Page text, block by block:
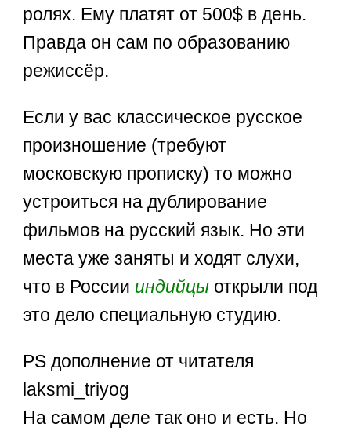
ролях. Ему платят от 500$ в день.
Правда он сам по образованию
режиссёр.
Если у вас классическое русское
произношение (требуют
московскую прописку) то можно
устроиться на дублирование
фильмов на русский язык. Но эти
места уже заняты и ходят слухи,
что в России индийцы открыли под
это дело специальную студию.
PS дополнение от читателя
laksmi_triyog
На самом деле так оно и есть. Но